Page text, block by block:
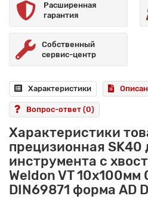
Расширенная
гарантия
Собственный
сервис-центр
Характеристики
Вопрос-ответ (0)
Характеристики
прецизионная SK40
инструмента с
Weldon VT
DIN69871 форма AD